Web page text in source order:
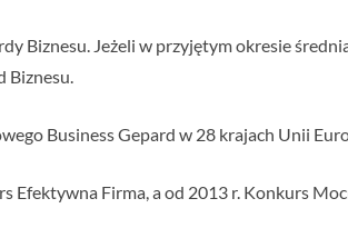
Biznesu. Jeżeli w przyjętym okresie
Biznesu.
Business Gepard w 28 krajach Unii
Efektywna Firma, a od 2013 r. Konkurs